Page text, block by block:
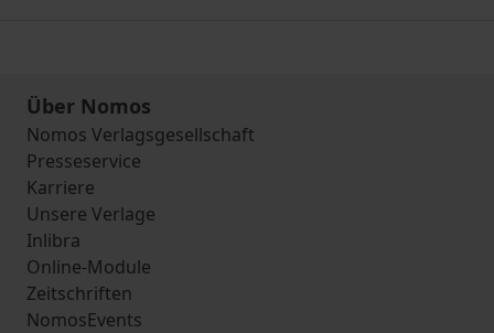
Über Nomos
Nomos Verlagsgesellschaft
Presseservice
Karriere
Unsere Verlage
Inlibra
Online-Module
Zeitschriften
NomosEvents